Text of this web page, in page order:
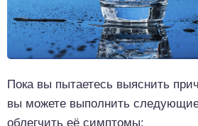
Пока вы пытаетесь выяснить
вы можете выполнить
облегчить её симптомы: